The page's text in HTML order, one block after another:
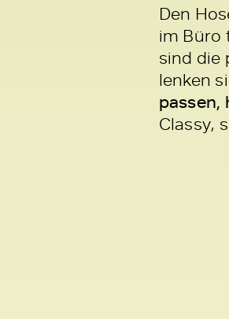
Den
im Büro
sind die
lenken
passen,
Classy,